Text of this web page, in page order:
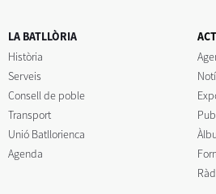
LA BATLLÒRIA
Història
Serveis
Consell de poble
Transport
Unió Batllorienca
Agenda